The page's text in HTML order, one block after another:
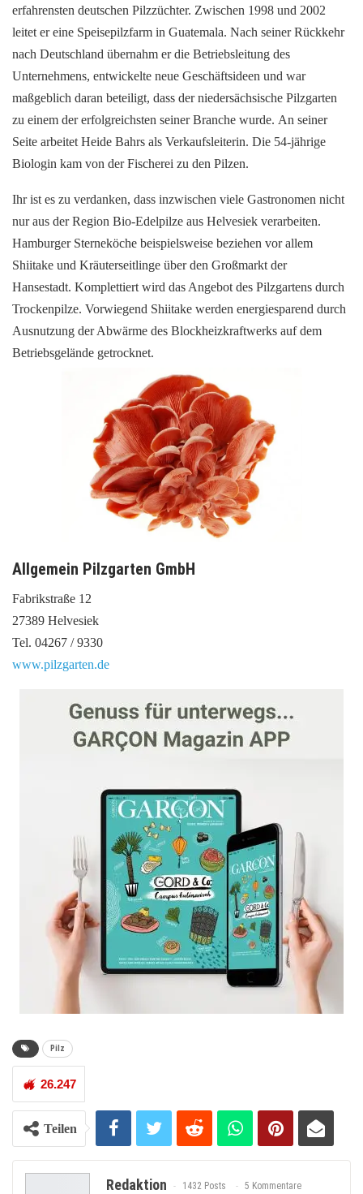
erfahrensten deutschen Pilzzüchter. Zwischen 1998 und 2002
leitet er eine Speisepilzfarm in Guatemala. Nach seiner Rückkehr
nach Deutschland übernahm er die Betriebsleitung des
Unternehmens, entwickelte neue Geschäftsideen und war
maßgeblich daran beteiligt, dass der niedersächsische Pilzgarten
zu einem der erfolgreichsten seiner Branche wurde. An seiner
Seite arbeitet Heide Bahrs als Verkaufsleiterin. Die 54-jährige
Biologin kam von der Fischerei zu den Pilzen.
Ihr ist es zu verdanken, dass inzwischen viele Gastronomen nicht
nur aus der Region Bio-Edelpilze aus Helvesiek verarbeiten.
Hamburger Sterneköche beispielsweise beziehen vor allem
Shiitake und Kräuterseitlinge über den Großmarkt der
Hansestadt. Komplettiert wird das Angebot des Pilzgartens durch
Trockenpilze. Vorwiegend Shiitake werden energiesparend durch
Ausnutzung der Abwärme des Blockheizkraftwerks auf dem
Betriebsgelände getrocknet.
Allgemein Pilzgarten GmbH
Fabrikstraße 12
27389 Helvesiek
Tel. 04267 / 9330
www.pilzgarten.de
Pilz
26.247
Teilen
Redaktion 1432 Posts 5 Kommentare